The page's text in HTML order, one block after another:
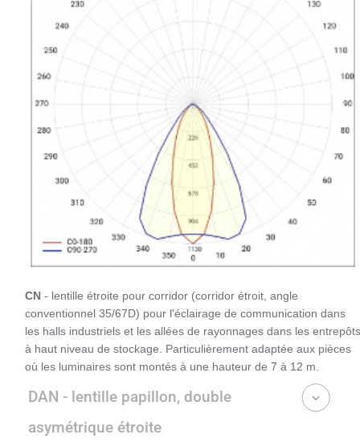
CN - lentille étroite pour corridor (corridor étroit, angle
conventionnel 35/67D) pour l'éclairage de communication dans
les halls industriels et les allées de rayonnages dans les entrepôts
à haut niveau de stockage. Particulièrement adaptée aux pièces
où les luminaires sont montés à une hauteur de 7 à 12 m.
DAN - lentille papillon, double
asymétrique étroite